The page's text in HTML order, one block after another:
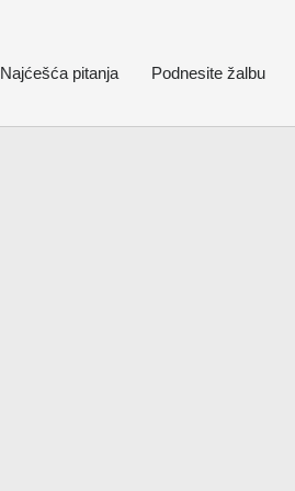
Najćešća pitanja Podnesite žalbu